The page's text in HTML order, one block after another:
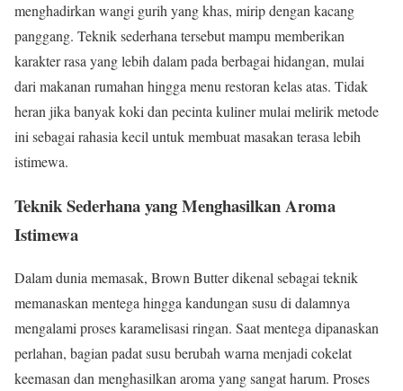
menghadirkan wangi gurih yang khas, mirip dengan kacang
panggang. Teknik sederhana tersebut mampu memberikan
karakter rasa yang lebih dalam pada berbagai hidangan, mulai
dari makanan rumahan hingga menu restoran kelas atas. Tidak
heran jika banyak koki dan pecinta kuliner mulai melirik metode
ini sebagai rahasia kecil untuk membuat masakan terasa lebih
istimewa.
Teknik Sederhana yang Menghasilkan Aroma
Istimewa
Dalam dunia memasak, Brown Butter dikenal sebagai teknik
memanaskan mentega hingga kandungan susu di dalamnya
mengalami proses karamelisasi ringan. Saat mentega dipanaskan
perlahan, bagian padat susu berubah warna menjadi cokelat
keemasan dan menghasilkan aroma yang sangat harum. Proses